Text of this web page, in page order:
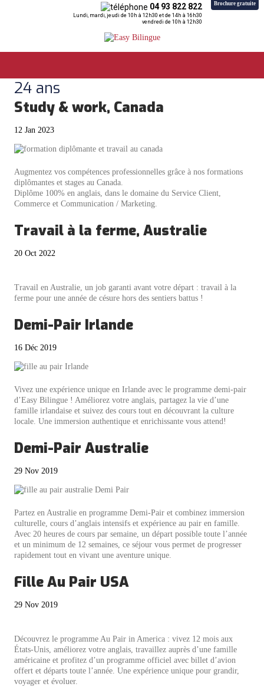
04 93 822 822
Lundi, mardi, jeudi de 10h à 12h30 et de 14h à 16h30
vendredi de 10h à 12h30
Brochure gratuite
24 ans
Study & work, Canada
12 Jan 2023
Augmentez vos compétences professionnelles grâce à nos formations
diplômantes et stages au Canada.
Diplôme 100% en anglais, dans le domaine du Service Client,
Commerce et Communication / Marketing.
Travail à la ferme, Australie
20 Oct 2022
Travail en Australie, un job garanti avant votre départ : travail à la
ferme pour une année de césure hors des sentiers battus !
Demi-Pair Irlande
16 Déc 2019
Vivez une expérience unique en Irlande avec le programme demi-pair
d’Easy Bilingue ! Améliorez votre anglais, partagez la vie d’une
famille irlandaise et suivez des cours tout en découvrant la culture
locale. Une immersion authentique et enrichissante vous attend!
Demi-Pair Australie
29 Nov 2019
Partez en Australie en programme Demi-Pair et combinez immersion
culturelle, cours d’anglais intensifs et expérience au pair en famille.
Avec 20 heures de cours par semaine, un départ possible toute l’année
et un minimum de 12 semaines, ce séjour vous permet de progresser
rapidement tout en vivant une aventure unique.
Fille Au Pair USA
29 Nov 2019
Découvrez le programme Au Pair in America : vivez 12 mois aux
États-Unis, améliorez votre anglais, travaillez auprès d’une famille
américaine et profitez d’un programme officiel avec billet d’avion
offert et départs toute l’année. Une expérience unique pour grandir,
voyager et évoluer.